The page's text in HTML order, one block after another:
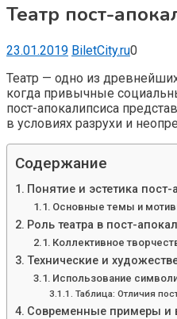
Театр пост-
23.01.2019 BiletCity.ru0
Театр — одно из
когда привычные
пост-апокалипсиса
в условиях разрухи и
Содержание
Понятие и эстетика пост-
Основные темы и
Роль театра в пост-
Коллективное
Технические и
Использование
Таблица: Отличия
Современные примеры и